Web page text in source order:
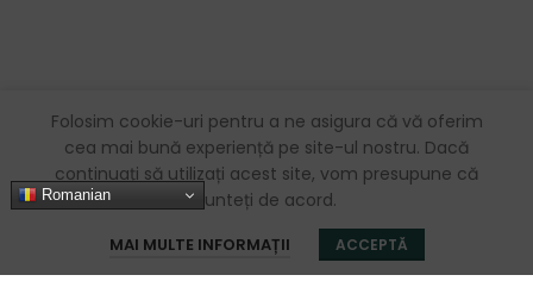
Folosim cookie-uri pentru a ne asigura că vă oferim
cea mai bună experiență pe site-ul nostru. Dacă
continuați să utilizați acest site, vom presupune că
sunteți de acord.
MAI MULTE INFORMAȚII ACCEPTĂ
Romanian
Favorite Coș